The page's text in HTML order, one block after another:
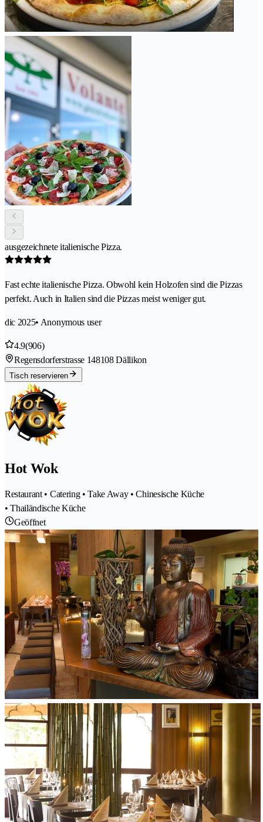
ausgezeichnete italienische Pizza.
Fast echte italienische Pizza. Obwohl kein Holzofen sind die Pizzas
perfekt. Auch in Italien sind die Pizzas meist weniger gut.
dic 2025• Anonymous user
4.9(906)
Regensdorferstrasse 148108 Dällikon
Tisch reservieren
Hot Wok
Restaurant • Catering • Take Away • Chinesische Küche
• Thailändische Küche
Geöffnet